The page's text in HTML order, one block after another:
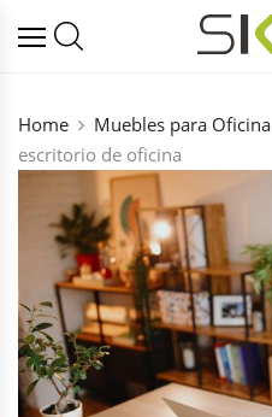
Home Muebles para Oficina
escritorio de oficina